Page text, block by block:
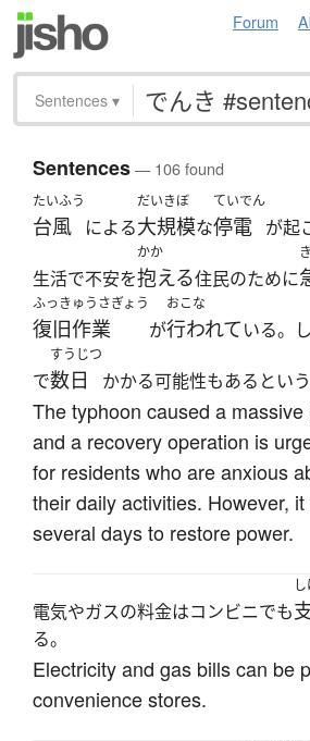
Forum
Sentences ▾
Sentences— 106 found
たいふう
台風 による
だいきぼ
大規模な
ていでん
停電 が起
生活で不安を
かか
抱える住民のために
ふっきゅうさぎょう
復旧作業 が
おこな
行われている。
で
すうじつ
数日 かかる可能性もあるという
The typhoon caused a
and a recovery operation is
for residents who are anxious
their daily activities. However,
several days to restore power.
電気やガスの料金はコンビニでも
る。
Electricity and gas bills can be
convenience stores.